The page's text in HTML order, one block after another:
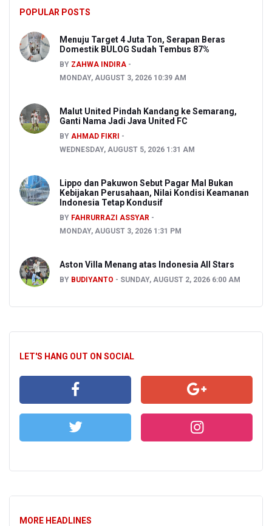
POPULAR POSTS
Menuju Target 4 Juta Ton, Serapan Beras
Domestik BULOG Sudah Tembus 87%
BY ZAHWA INDIRA
MONDAY, AUGUST 3, 2026 10:39 AM
Malut United Pindah Kandang ke Semarang,
Ganti Nama Jadi Java United FC
BY AHMAD FIKRI
WEDNESDAY, AUGUST 5, 2026 1:31 AM
Lippo dan Pakuwon Sebut Pagar Mal Bukan
Kebijakan Perusahaan, Nilai Kondisi Keamanan
Indonesia Tetap Kondusif
BY FAHRURRAZI ASSYAR
MONDAY, AUGUST 3, 2026 1:31 PM
Aston Villa Menang atas Indonesia All Stars
BY BUDIYANTO SUNDAY, AUGUST 2, 2026 6:00 AM
LET'S HANG OUT ON SOCIAL
MORE HEADLINES